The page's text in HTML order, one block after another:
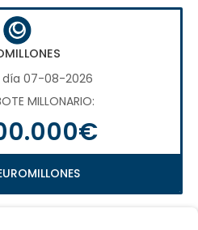
día 07-08-2026
MILLONARIO: